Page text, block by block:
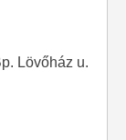
Lövőház u.